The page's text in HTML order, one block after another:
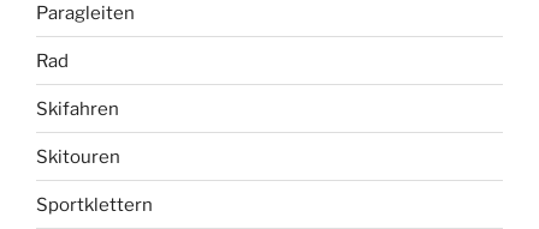
Paragleiten
Rad
Skifahren
Skitouren
Sportklettern